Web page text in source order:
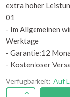
extra hoher
01
- Im Allgemeinen
Werktage
- Garantie:12
- Kostenloser
Verfügbarkeit: Auf